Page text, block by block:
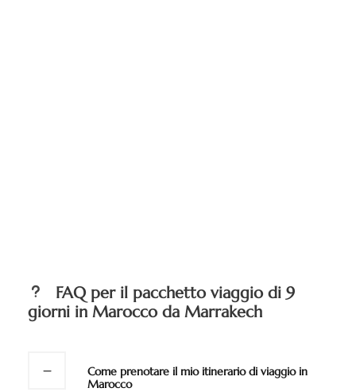
FAQ per il pacchetto viaggio di 9
giorni in Marocco da Marrakech
Come prenotare il mio itinerario di viaggio in
Marocco